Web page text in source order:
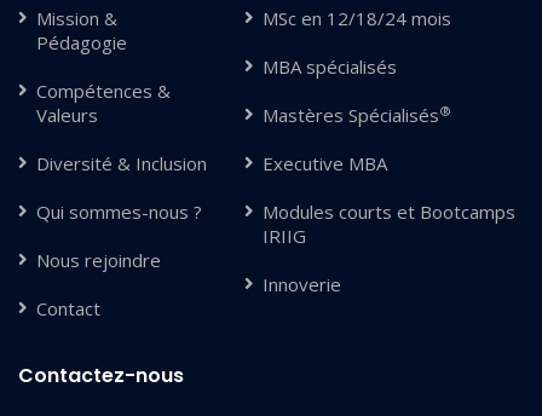
Mission &
Pédagogie
Compétences &
Valeurs
Diversité & Inclusion
Qui sommes-nous ?
Nous rejoindre
Contact
MSc en 12/18/24 mois
MBA spécialisés
Mastères Spécialisés®
Executive MBA
Modules courts et Bootcamps
IRIIG
Innoverie
Contactez-nous